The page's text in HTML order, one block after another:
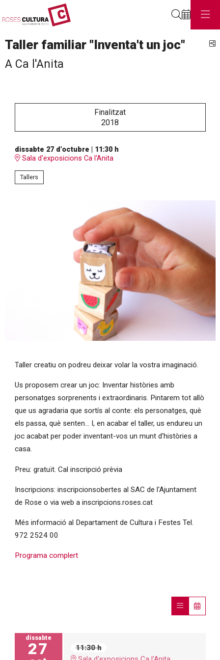
Taller familiar "Inventa't un joc"
A Ca l'Anita
Finalitzat
2018
dissabte 27 d’octubre
11:30 h
Sala d'exposicions Ca l'Anita
Tallers
Taller creatiu on podreu deixar volar la vostra imaginació.
Us proposem crear un joc: Inventar històries amb
personatges sorprenents i extraordinaris. Pintarem tot allò
que us agradaria que sortís al conte: els personatges, què
els passa, què senten... I, en acabar el taller, us endureu un
joc acabat per poder inventant-vos un munt d'històries a
casa.
Preu: gratuït. Cal inscripció prèvia
Inscripcions: inscripcionsobertes al SAC de l'Ajuntament
de Rose o via web a inscripcions.roses.cat
Més informació al Departament de Cultura i Festes Tel.
972 2524 00
Programa complert
dissabte
27
11:30 h